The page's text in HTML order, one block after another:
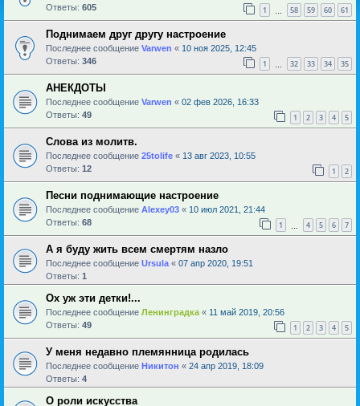
Ответы: 605 1 58 59 60 61
Поднимаем друг другу настроение
Последнее сообщение Varwen « 10 ноя 2025, 12:45
Ответы: 346 1 32 33 34 35
АНЕКДОТЫ
Последнее сообщение Varwen « 02 фев 2026, 16:33
Ответы: 49 1 2 3 4 5
Слова из молитв.
Последнее сообщение 25tolife « 13 авг 2023, 10:55
Ответы: 12 1 2
Песни поднимающие настроение
Последнее сообщение Alexey03 « 10 июл 2021, 21:44
Ответы: 68 1 4 5 6 7
А я буду жить всем смертям назло
Последнее сообщение Ursula « 07 апр 2020, 19:51
Ответы: 1
Ох уж эти детки!...
Последнее сообщение Ленинградка « 11 май 2019, 20:56
Ответы: 49 1 2 3 4 5
У меня недавно племянница родилась
Последнее сообщение Никитон « 24 апр 2019, 18:09
Ответы: 4
О роли искусства